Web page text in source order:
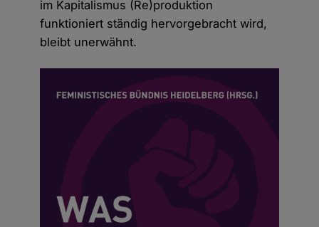
im Kapitalismus (Re)produktion
funktioniert ständig hervorgebracht wird,
bleibt unerwähnt.